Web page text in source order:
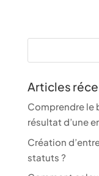
Articles
Comprendre le
résultat d’une
Création
statuts ?